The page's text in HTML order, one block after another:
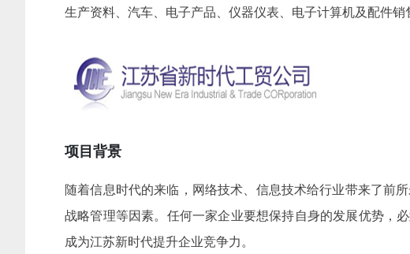
生产资料、汽车、电子产品、仪器仪表、电子计算机及配件
项目背景
随着信息时代的来临，网络技术、信息技术给行业带来了前
战略管理等因素。任何一家企业要想保持自身的发展优势，
成为江苏新时代提升企业竞争力。